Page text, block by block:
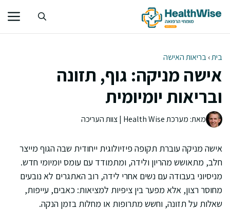
לתוכן
בית›בריאות האישה
אישה מניקה: גוף, תזונה
ובריאות יומיומית
מאת: מערכת Health Wise | צוות העריכה
אישה מניקה עוברת תקופה פיזיולוגית ייחודית שבה הגוף מייצר
חלב, מתאושש מהריון ולידה, ומתמודד עם עומס יומיומי חדש.
מניסיוני בעבודה עם נשים אחרי לידה, רוב האתגרים לא נובעים
מחוסר רצון, אלא מפער בין ציפיות למציאות: כאבים, עייפות,
שאלות על תזונה, וחשש מתרופות או מחלות בזמן הנקה.